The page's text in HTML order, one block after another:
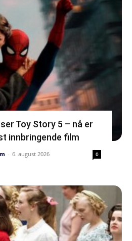
Toy Story 5 – nå er
innbringende film
- 6. august 2026 0